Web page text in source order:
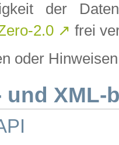
der
2.0 ↗ frei
oder
und